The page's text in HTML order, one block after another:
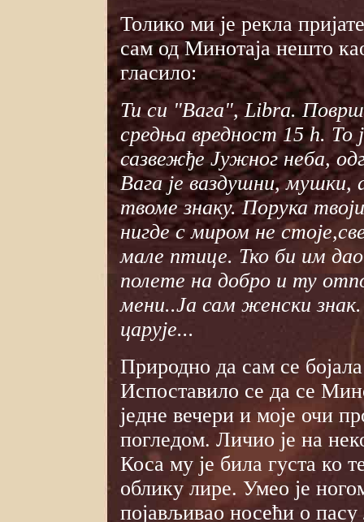
Толико ми је рекла
сам од Минотаја нешто
гласило:
Ти си "Вага", Libra.
средња вредност 15 h. То
сазвежђе Јужног неба,
Вага је ваздушни, мушки,
твоме знаку. Порука
нигде с миром не
мале птице. Тко би им
полете на добро и ту
мени..Ја сам женски
царује...
Природно да сам се
Испоставило се да се
једне вечери и моје очи
погледом. Личио је на
Коса му је била густа ко
облику лире. Умео је
појављивао носећи о